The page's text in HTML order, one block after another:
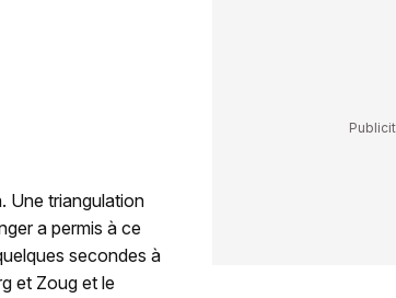
Une triangulation
a permis à ce
secondes à
et Zoug et le